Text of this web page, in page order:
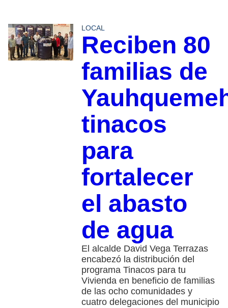
LOCAL
Reciben 80
familias de
tinacos
para
fortalecer
el abasto
de agua
El alcalde David Vega Terrazas
encabezó la distribución del
programa Tinacos para tu
Vivienda en beneficio de familias
de las ocho comunidades y
cuatro delegaciones del municipio